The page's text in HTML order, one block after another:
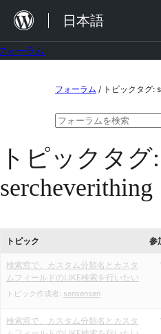
を
日本語
ォーラム
ン
ツ
へ
ッ
プ
フォーラム / トピックタグ:
検
対
トピックタグ:
sercheverithing
トピック 参
検索窓で、カスタム分類名とカスタ
ムフィールドのLIKE検索を行いたい
トピック作成者: sensensen
検索窓で、カスタム分類名とカスタ